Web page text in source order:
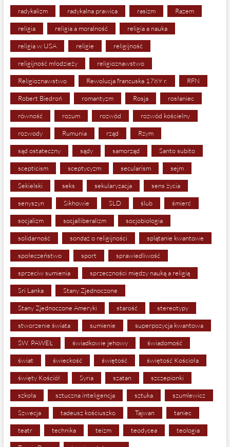
radykalizm radykalna prawica rasizm Razem
religia religia a moralność religia a nauka
religia w USA religie religijność
religijność młodzieży religioznawstwo
Religioznawstwo Rewolucja francuska 1789 r. RFN
Robert Biedroń romantyzm Rosja rosłaniec
równość rozum rozwód rozwód kościelny
rozwody Rumunia rząd Rzym
sąd ostateczny sądy samorząd Santo subito
scepticism sceptycyzm secularism sejm
Sekielski seks sekularyzacja sens życia
senyszyn Sikhowie SLD ślub śmierć
socjalizm socjalliberalizm socjobiologia
solidarność sondaż o religijności splątanie kwantowe
społeczeństwo sport sprawiedliwość
sprzeciw sumienia sprzeczności między nauką a religią
Sri Lanka Stany Zjednoczone
Stany Zjednoczone Ameryki starość stereotypy
stworzenie świata sumienie superpozycja kwantowa
ŚW. PAWEŁ świadkowie jehowy świadomość
świat świeckość świętość świętość Kościoła
święty Kościół Syria szatan szczepionki
szkoła sztuczna inteligencja sztuka szumlewicz
Szwecja tadeusz kościuszko Tajwan taniec
teatr technika teizm teodycea teologia